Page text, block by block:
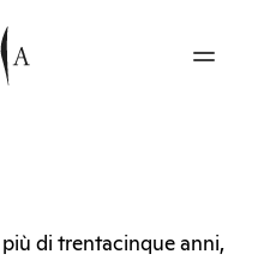
di trentacinque anni,